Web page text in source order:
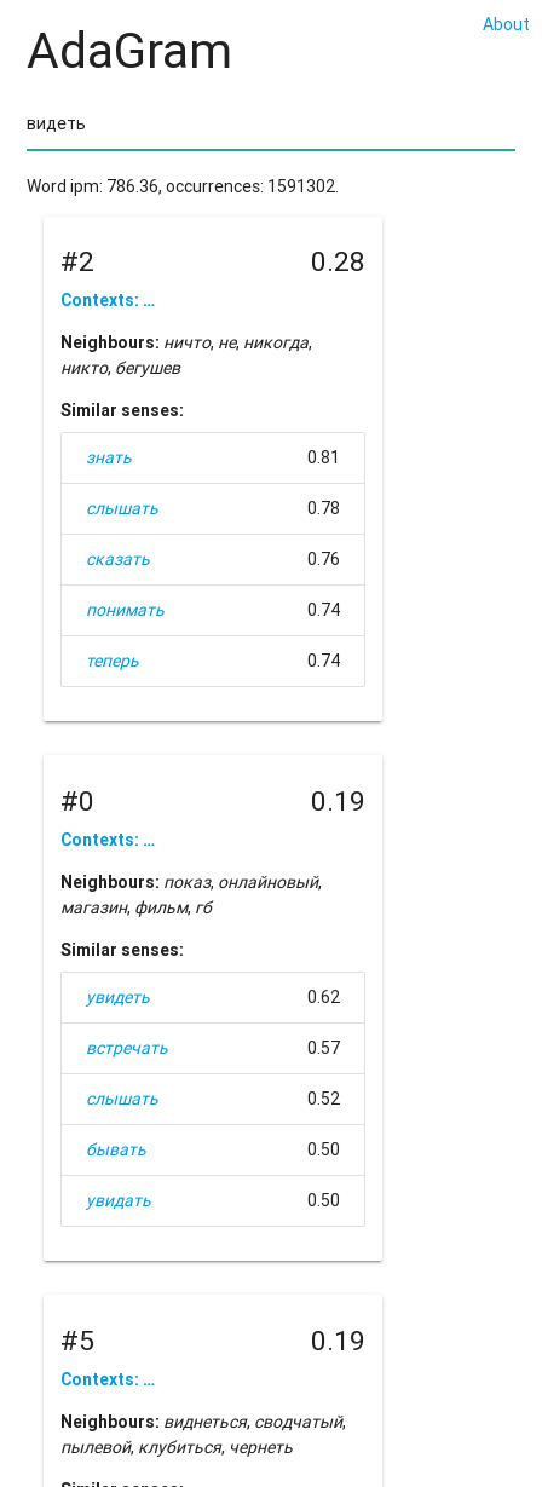
About
AdaGram
Word ipm: 786.36, occurrences: 1591302.
#2 0.28
Contexts: …
Neighbours: ничто, не, никогда,
никто, бегушев
Similar senses:
знать 0.81
слышать 0.78
сказать 0.76
понимать 0.74
теперь 0.74
#0 0.19
Contexts: …
Neighbours: показ, онлайновый,
магазин, фильм, гб
Similar senses:
увидеть 0.62
встречать 0.57
слышать 0.52
бывать 0.50
увидать 0.50
#5 0.19
Contexts: …
Neighbours: виднеться, сводчатый,
пылевой, клубиться, чернеть